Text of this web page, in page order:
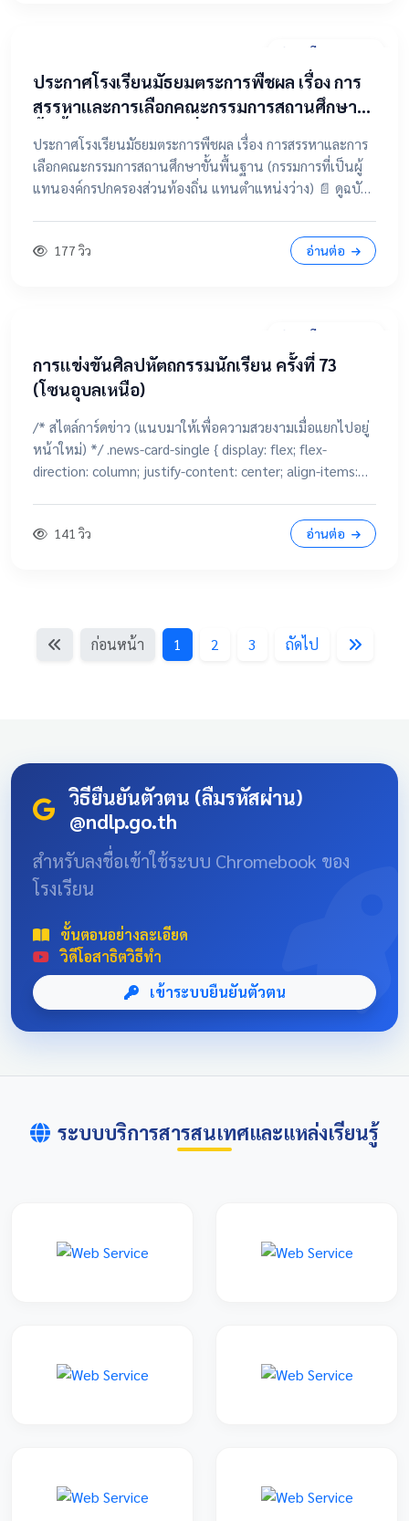
31 มีนาคม 2569
ประกาศโรงเรียนมัธยมตระการพืชผล เรื่อง การ
สรรหาและการเลือกคณะกรรมการสถานศึกษา
ขั้นพื้นฐาน (กรรมการที่เป็นผู้แทนองค์กร
ปกครองส่วนท้องถิ่น แทนตำแหน่งว่าง)
ประกาศโรงเรียนมัธยมตระการพืชผล เรื่อง การสรรหาและการ
เลือกคณะกรรมการสถานศึกษาขั้นพื้นฐาน (กรรมการที่เป็นผู้
แทนองค์กรปกครองส่วนท้องถิ่น แทนตำแหน่งว่าง) 📄 ดูฉบับ
177 วิว อ่านต่อ
28 มีนาคม 2569
การแข่งขันศิลปหัตถกรรมนักเรียน ครั้งที่ 73
(โซนอุบลเหนือ)
/* สไตล์การ์ดข่าว (แนบมาให้เพื่อความสวยงามเมื่อแยกไปอยู่
หน้าใหม่) */ .news-card-single { display: flex; flex-
direction: column; justify-content: center; align-items:
!important; transition: all 0.3s ease; text-align: center;
#003366 0%, #004080 100%); border-bottom: 5px solid
top: 10px; } .news-card-single::after { content: "🏆";
position: absolute; font-size: 8rem; bottom: -20px; right:
center; font-family: 'Sarabun', sans-serif; padding: 20px;
max-width: 800px; margin: 0 auto; } 📌 ข่าวประชาสัมพันธ์
แข่งขันและดูรายละเอียดเพิ่มเติม การแข่งขันศิลปหัตถกรรม
นักเรียนครั้งที่ 73 โซนอุบลเหนือ จังหวัดอุบลราชธานี
141 วิว อ่านต่อ
ก่อนหน้า 1 2 3 ถัดไป
วิธียืนยันตัวตน (ลืมรหัสผ่าน)
@ndlp.go.th
สำหรับลงชื่อเข้าใช้ระบบ Chromebook ของ
โรงเรียน
ขั้นตอนอย่างละเอียด
วิดีโอสาธิตวิธีทำ
เข้าระบบยืนยันตัวตน
ระบบบริการสารสนเทศและแหล่งเรียนรู้